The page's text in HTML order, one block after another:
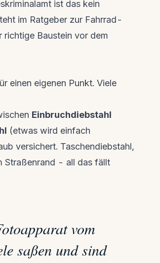
ist das kein
im Ratgeber zur Fahrrad-
richtige Baustein vor dem
einen eigenen Punkt. Viele
Einbruchdiebstahl
(etwas wird einfach
versichert. Taschendiebstahl,
Straßenrand - all das fällt
vom
saßen und sind